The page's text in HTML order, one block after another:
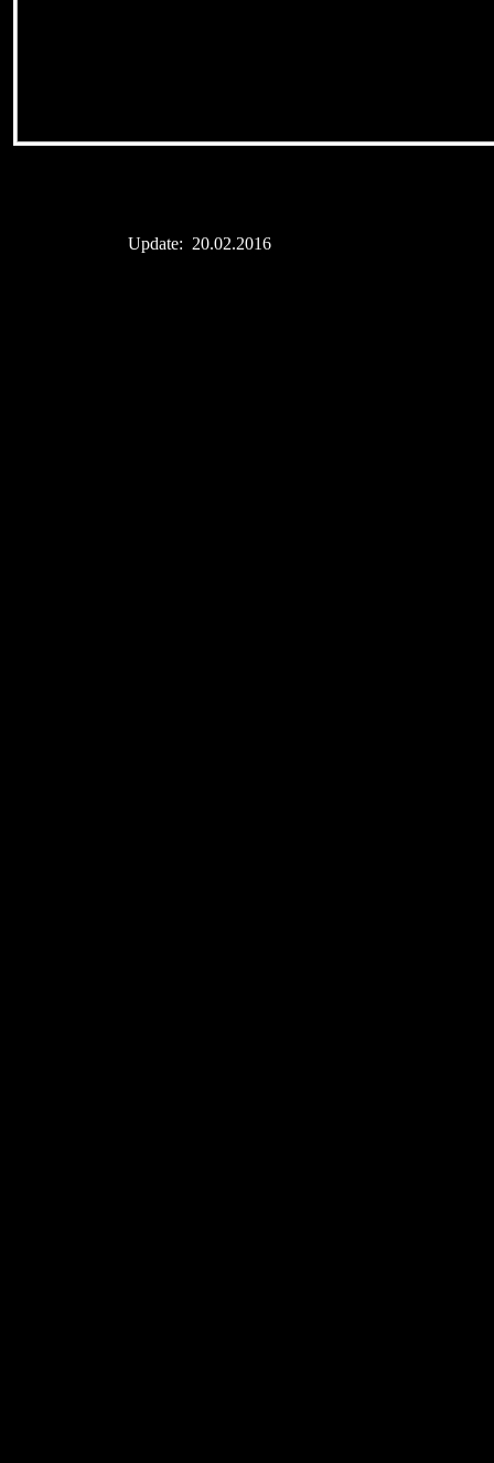
Update: 20.02.2016